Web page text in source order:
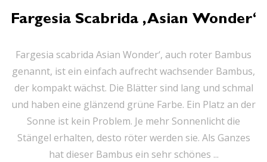
Fargesia Scabrida ‚Asian Wonder‘
Fargesia scabrida Asian Wonder‘, auch roter Bambus
genannt, ist ein einfach aufrecht wachsender Bambus,
der kompakt wächst. Die Blätter sind lang und schmal
und haben eine glänzend grüne Farbe. Ein Platz an der
Sonne ist kein Problem. Je mehr Sonnenlicht die
Stängel erhalten, desto röter werden sie. Als Ganzes
hat dieser Bambus ein sehr schönes ...